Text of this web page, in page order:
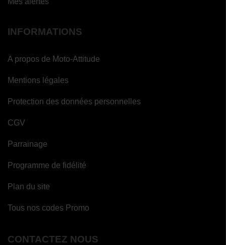
INFORMATIONS
A propos de Moto-Attitude
Mentions légales
Protection des données personnelles
CGV
Parrainage
Programme de fidélité
Plan du site
Tous nos codes Promo
CONTACTEZ NOUS